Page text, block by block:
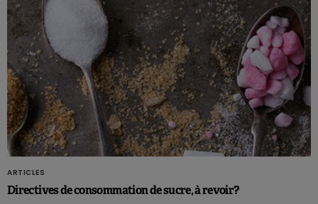
ARTICLES
Directives de consommation de sucre, à revoir?